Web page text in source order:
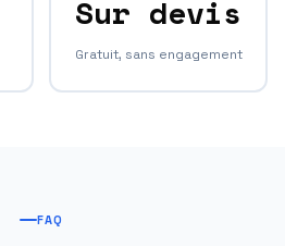
Sur devis
Gratuit, sans engagement
FAQ